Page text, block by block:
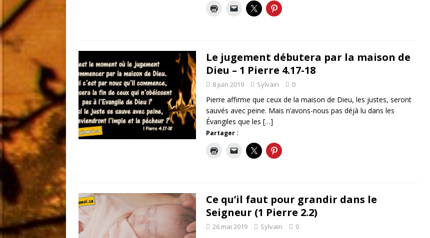
Le jugement débutera par la maison de
Dieu – 1 Pierre 4.17-18
8 juin 2019 Sylvain 0
Pierre affirme que ceux de la maison de Dieu, les justes, seront
sauvés avec peine. Mais n’avons-nous pas déjà lu dans les
Évangiles que les […]
Partager :
Ce qu’il faut pour grandir dans le
Seigneur (1 Pierre 2.2)
26 mai 2019 Sylvain 0